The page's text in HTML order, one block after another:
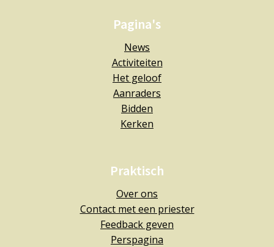
Pagina's
News
Activiteiten
Het geloof
Aanraders
Bidden
Kerken
Praktisch
Over ons
Contact met een priester
Feedback geven
Perspagina